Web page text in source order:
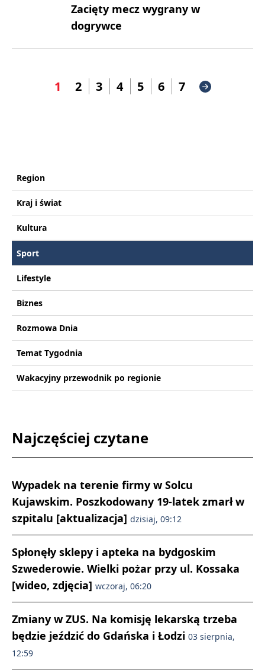
Zacięty mecz wygrany w
dogrywce
1 2 3 4 5 6 7
Region
Kraj i świat
Kultura
Sport
Lifestyle
Biznes
Rozmowa Dnia
Temat Tygodnia
Wakacyjny przewodnik po regionie
Najczęściej czytane
Wypadek na terenie firmy w Solcu
Kujawskim. Poszkodowany 19-latek zmarł w
szpitalu [aktualizacja] dzisiaj, 09:12
Spłonęły sklepy i apteka na bydgoskim
Szwederowie. Wielki pożar przy ul. Kossaka
[wideo, zdjęcia] wczoraj, 06:20
Zmiany w ZUS. Na komisję lekarską trzeba
będzie jeździć do Gdańska i Łodzi 03 sierpnia,
12:59